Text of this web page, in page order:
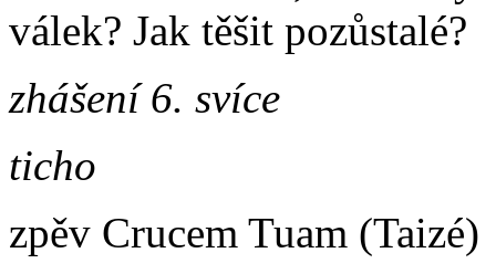
válek? Jak těšit pozůstalé?
zhášení 6. svíce
ticho
zpěv Crucem Tuam (Taizé)